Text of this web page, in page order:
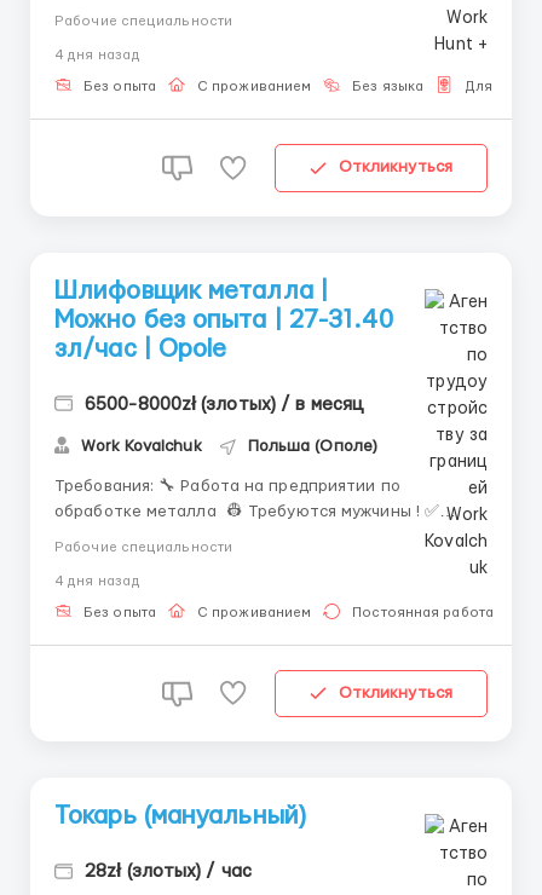
пакування, розбір, виробництво м’яса і сосисок –
приготування фаршу, робота з обладнанням –
транспортування палет, прибирання, дезінфекція 💬
Зв’язок ☎️ ...
Рабочие специальности
4 дня назад
Без опыта С проживанием Без языка Для
Откликнуться
Шлифовщик металла |
Можно без опыта | 27-31.40
зл/час | Opole
6500-8000zł (злотых) / в месяц
Work Kovalchuk Польша (Ополе)
Требования: 🔧 Работа на предприятии по
обработке металла 👷 Требуются мужчины ! ✅
Обязанности: • Шлифовка металлических изделий. •
Навешивание и снятие дет...
Рабочие специальности
4 дня назад
Без опыта С проживанием Постоянная работа
Откликнуться
Токарь (мануальный)
28zł (злотых) / час